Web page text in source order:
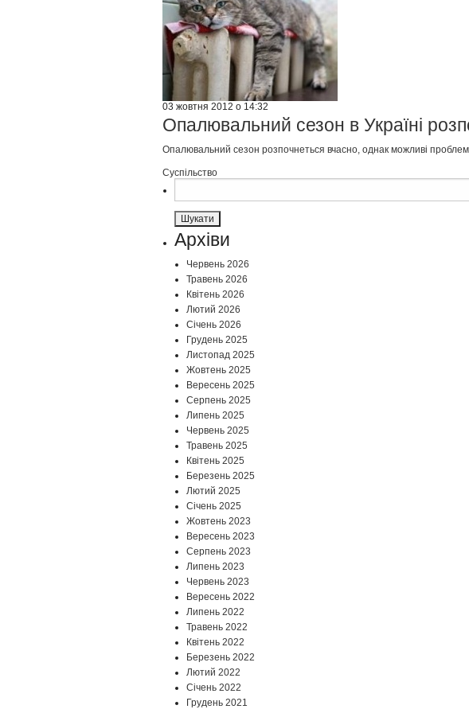
03 жовтня 2012 о 14:32
Опалювальний сезон в Україні
Опалювальний сезон розпочнеться вчасно, однак можливі
Суспільство
Архіви
Червень 2026
Травень 2026
Квітень 2026
Лютий 2026
Січень 2026
Грудень 2025
Листопад 2025
Жовтень 2025
Вересень 2025
Серпень 2025
Липень 2025
Червень 2025
Травень 2025
Квітень 2025
Березень 2025
Лютий 2025
Січень 2025
Жовтень 2023
Вересень 2023
Серпень 2023
Липень 2023
Червень 2023
Вересень 2022
Липень 2022
Травень 2022
Квітень 2022
Березень 2022
Лютий 2022
Січень 2022
Грудень 2021